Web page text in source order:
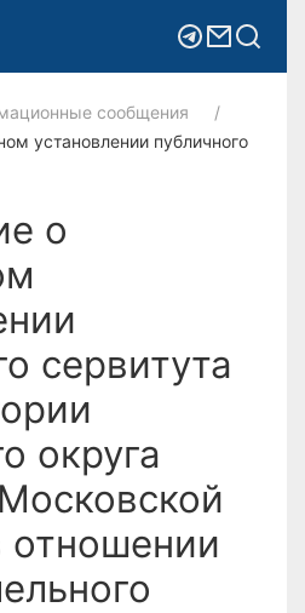
сообщения
установлении публичного
о
сервитута
округа
отношении